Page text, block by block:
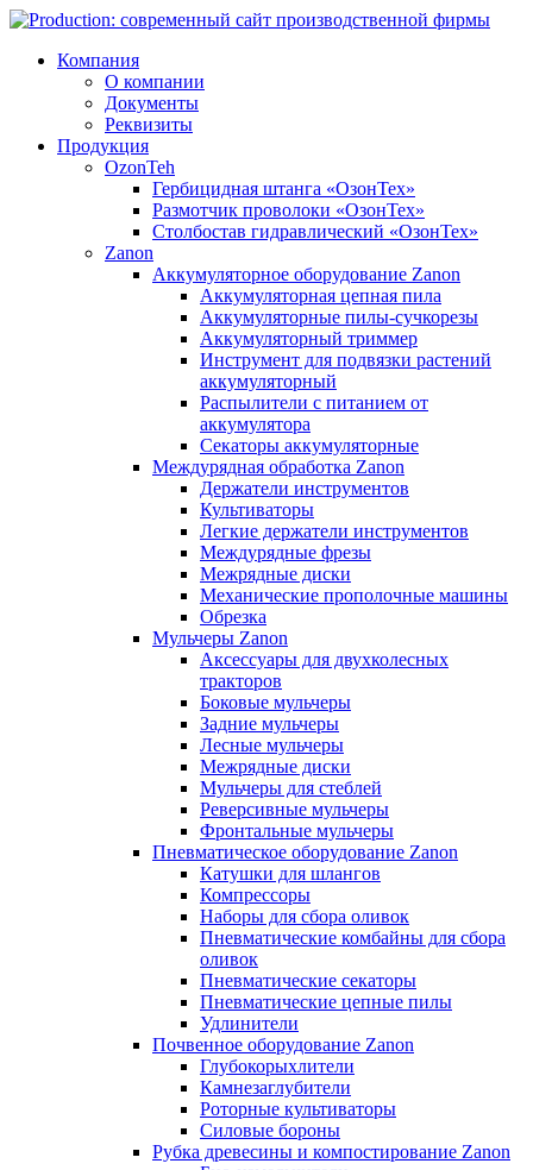
Компания
О компании
Документы
Реквизиты
Продукция
OzonTeh
Гербицидная штанга «ОзонТех»
Размотчик проволоки «ОзонТех»
Столбостав гидравлический «ОзонТех»
Zanon
Аккумуляторное оборудование Zanon
Аккумуляторная цепная пила
Аккумуляторные пилы-сучкорезы
Аккумуляторный триммер
Инструмент для подвязки растений
аккумуляторный
Распылители с питанием от
аккумулятора
Секаторы аккумуляторные
Междурядная обработка Zanon
Держатели инструментов
Культиваторы
Легкие держатели инструментов
Междурядные фрезы
Межрядные диски
Механические прополочные машины
Обрезка
Мульчеры Zanon
Аксессуары для двухколесных
тракторов
Боковые мульчеры
Задние мульчеры
Лесные мульчеры
Межрядные диски
Мульчеры для стеблей
Реверсивные мульчеры
Фронтальные мульчеры
Пневматическое оборудование Zanon
Катушки для шлангов
Компрессоры
Наборы для сбора оливок
Пневматические комбайны для сбора
оливок
Пневматические секаторы
Пневматические цепные пилы
Удлинители
Почвенное оборудование Zanon
Глубокорыхлители
Камнезаглубители
Роторные культиваторы
Силовые бороны
Рубка древесины и компостирование Zanon